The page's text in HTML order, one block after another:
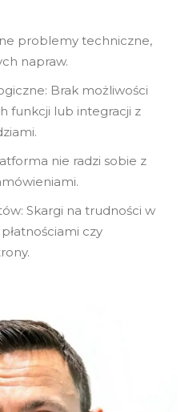
problemy techniczne,
napraw.
Brak możliwości
funkcji lub integracji z
nie radzi sobie z
Skargi na trudności w
czy